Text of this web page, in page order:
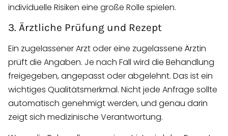
individuelle Risiken eine große Rolle spielen.
3. Ärztliche Prüfung und Rezept
Ein zugelassener Arzt oder eine zugelassene Ärztin
prüft die Angaben. Je nach Fall wird die Behandlung
freigegeben, angepasst oder abgelehnt. Das ist ein
wichtiges Qualitätsmerkmal. Nicht jede Anfrage sollte
automatisch genehmigt werden, und genau darin
zeigt sich medizinische Verantwortung.